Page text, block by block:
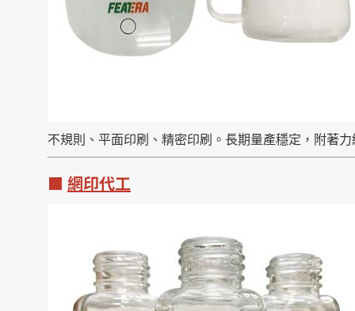
不規則、平面印刷、精密印刷。長期量產穩定，附著力
網印代工